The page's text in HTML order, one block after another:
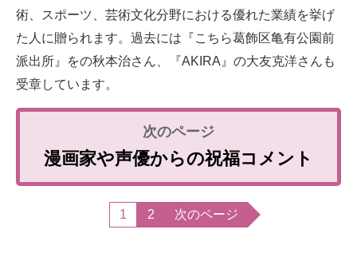
術、スポーツ、芸術文化分野における優れた業績を挙げ
た人に贈られます。過去には『こちら葛飾区亀有公園前
派出所』をの秋本治さん、『AKIRA』の大友克洋さんも
受章しています。
漫画家や声優からの祝福コメント
1 2 次のページ